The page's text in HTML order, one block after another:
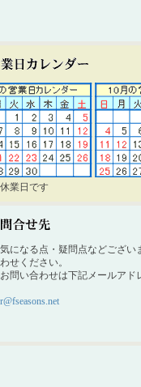
業日です
になる点・疑問点などござい
せください。
問い合わせは下記メールアド